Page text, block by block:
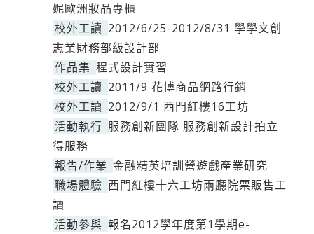
妮歐洲妝品專櫃
校外工讀 2012/6/25-2012/8/31 學學文創
志業財務部級設計部
作品集 程式設計實習
校外工讀 2011/9 花博商品網路行銷
校外工讀 2012/9/1 西門紅樓16工坊
活動執行 服務創新團隊 服務創新設計拍立
得服務
報告/作業 金融精英培訓營遊戲產業研究
職場體驗 西門紅樓十六工坊兩廳院票販售工
讀
活動參與 報名2012學年度第1學期e-